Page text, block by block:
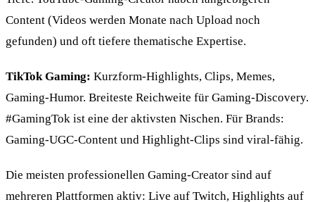
Content (Videos werden Monate nach Upload noch
gefunden) und oft tiefere thematische Expertise.
TikTok Gaming: Kurzform-Highlights, Clips, Memes,
Gaming-Humor. Breiteste Reichweite für Gaming-Discovery.
#GamingTok ist eine der aktivsten Nischen. Für Brands:
Gaming-UGC-Content und Highlight-Clips sind viral-fähig.
Die meisten professionellen Gaming-Creator sind auf
mehreren Plattformen aktiv: Live auf Twitch, Highlights auf